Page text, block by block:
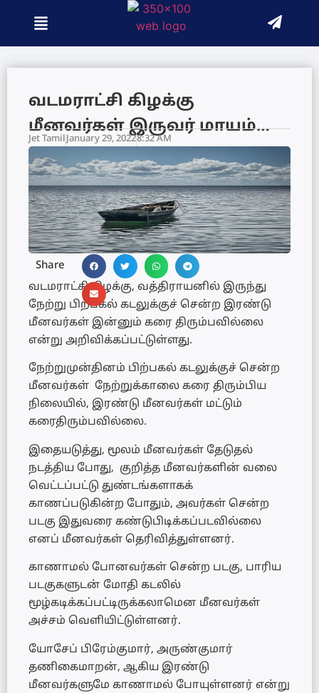
வடமராட்சி கிழக்கு
மீனவர்கள் இருவர் மாயம்…
Jet Tamil January 29, 20228:32 AM
Share
வடமராட்சி கிழக்கு, வத்திராயனில் இருந்து
நேற்று பிற்பகல் கடலுக்குச் சென்ற இரண்டு
மீனவர்கள் இன்னும் கரை திரும்பவில்லை
என்று அறிவிக்கப்பட்டுள்ளது.
நேற்றுமுன்தினம் பிற்பகல் கடலுக்குச் சென்ற
மீனவர்கள் நேற்றுக்காலை கரை திரும்பிய
நிலையில், இரண்டு மீனவர்கள் மட்டும்
கரைதிரும்பவில்லை.
இதையடுத்து, மூலம் மீனவர்கள் தேடுதல்
நடத்திய போது, குறித்த மீனவர்களின் வலை
வெட்டப்பட்டு துண்டங்களாகக்
காணப்படுகின்ற போதும், அவர்கள் சென்ற
படகு இதுவரை கண்டுபிடிக்கப்படவில்லை
எனப் மீனவர்கள் தெரிவித்துள்ளனர்.
காணாமல் போனவர்கள் சென்ற படகு, பாரிய
படகுகளுடன் மோதி கடலில்
மூழ்கடிக்கப்பட்டிருக்கலாமென மீனவர்கள்
அச்சம் வெளியிட்டுள்ளனர்.
யோசேப் பிரேம்குமார், அருண்குமார்
தணிகைமாறன், ஆகிய இரண்டு
மீனவர்களுமே காணாமல் போயுள்ளனர் என்று